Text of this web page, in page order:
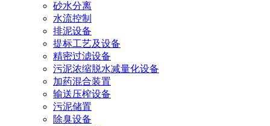
砂水分离
水流控制
排泥设备
提标工艺及设备
精密过滤设备
污泥浓缩脱水减量化设备
加药混合装置
输送压榨设备
污泥储置
除臭设备